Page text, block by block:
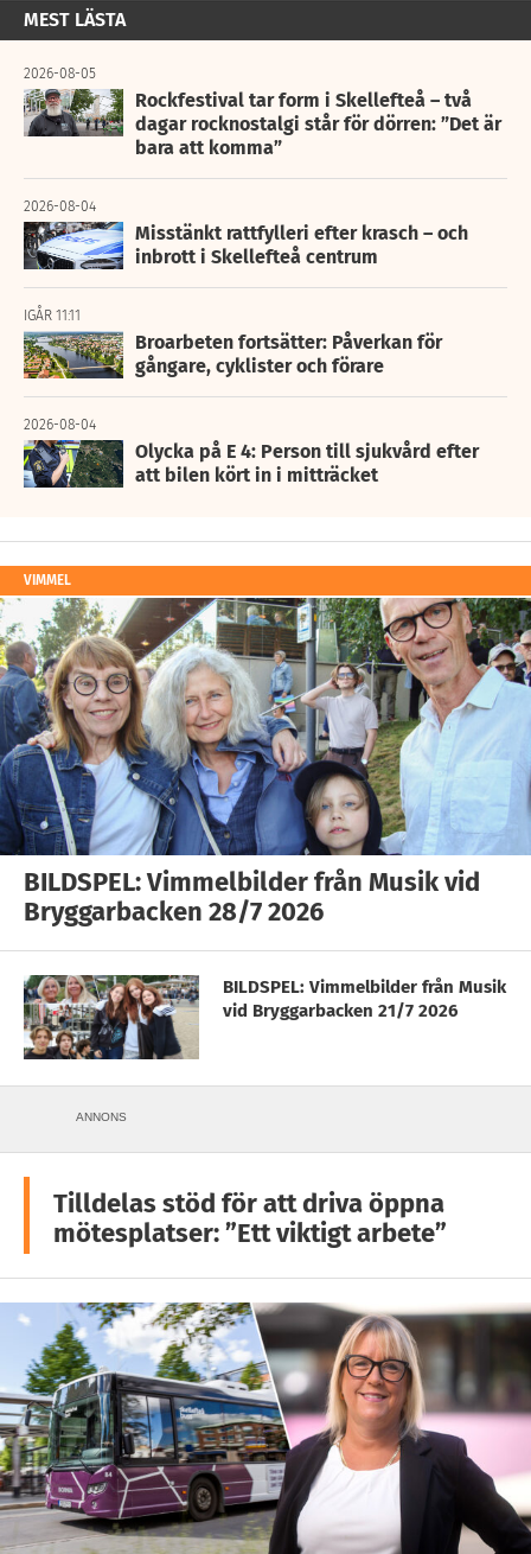
MEST LÄSTA
2026-08-05
Rockfestival tar form i Skellefteå – två
dagar rocknostalgi står för dörren: ”Det är
bara att komma”
2026-08-04
Misstänkt rattfylleri efter krasch – och
inbrott i Skellefteå centrum
IGÅR 11:11
Broarbeten fortsätter: Påverkan för
gångare, cyklister och förare
2026-08-04
Olycka på E 4: Person till sjukvård efter
att bilen kört in i mitträcket
VIMMEL
BILDSPEL: Vimmelbilder från Musik vid
Bryggarbacken 28/7 2026
BILDSPEL: Vimmelbilder från Musik
vid Bryggarbacken 21/7 2026
ANNONS
Tilldelas stöd för att driva öppna
mötesplatser: ”Ett viktigt arbete”